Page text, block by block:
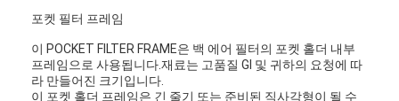
포켓 필터 ​​프레임
이 POCKET FILTER FRAME은 백 에어 필터의 포켓 홀더 내부
프레임으로 사용됩니다.재료는 고품질 GI 및 귀하의 요청에 따
라 만들어진 크기입니다.
이 포켓 홀더 프레임은 긴 줄기 또는 준비된 직사각형이 될 수